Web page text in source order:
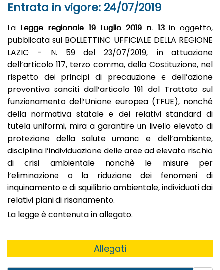
Entrata in vigore: 24/07/2019
La Legge regionale 19 Luglio 2019 n. 13 in oggetto,
pubblicata sul BOLLETTINO UFFICIALE DELLA REGIONE
LAZIO - N. 59 del 23/07/2019, in attuazione
dell’articolo 117, terzo comma, della Costituzione, nel
rispetto dei principi di precauzione e dell’azione
preventiva sanciti dall’articolo 191 del Trattato sul
funzionamento dell’Unione europea (TFUE), nonché
della normativa statale e dei relativi standard di
tutela uniformi, mira a garantire un livello elevato di
protezione della salute umana e dell’ambiente,
disciplina l’individuazione delle aree ad elevato rischio
di crisi ambientale nonchè le misure per
l’eliminazione o la riduzione dei fenomeni di
inquinamento e di squilibrio ambientale, individuati dai
relativi piani di risanamento.
La legge è contenuta in allegato.
Allegati